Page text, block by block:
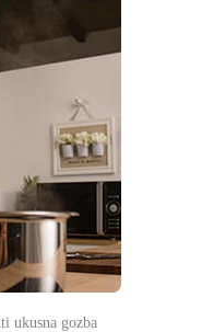
ukusna gozba